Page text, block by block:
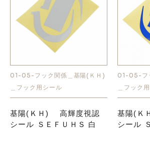
01-05-フック関係＿基陽(ＫＨ)
＿フック用シール
基陽(ＫＨ) 高輝度視認
シール ＳＥＦＵＨＳ 白
01-05-フ
＿フック
基陽(Ｋ
シール